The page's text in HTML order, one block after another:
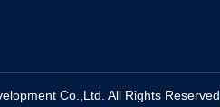
Co.,Ltd. All Rights Reserved.